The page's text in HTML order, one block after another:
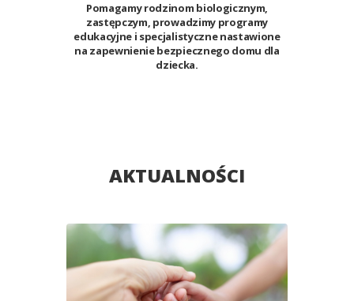
Pomagamy rodzinom biologicznym,
zastępczym, prowadzimy programy
edukacyjne i specjalistyczne nastawione
na zapewnienie bezpiecznego domu dla
dziecka.
AKTUALNOŚCI